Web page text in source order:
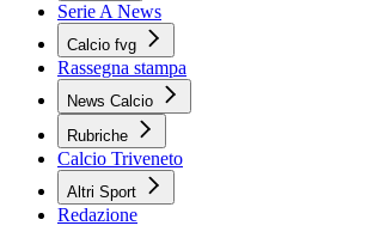
Serie A News
Calcio fvg
Rassegna stampa
News Calcio
Rubriche
Calcio Triveneto
Altri Sport
Redazione